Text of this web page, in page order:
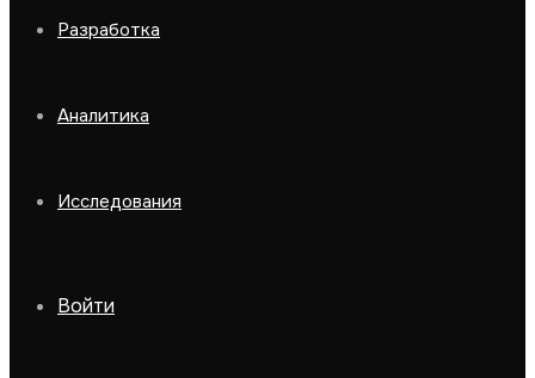
Разработка
Аналитика
Исследования
Войти